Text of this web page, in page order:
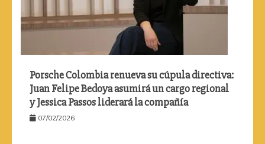
Porsche Colombia renueva su cúpula directiva:
Juan Felipe Bedoya asumirá un cargo regional
y Jessica Passos liderará la compañía
07/02/2026